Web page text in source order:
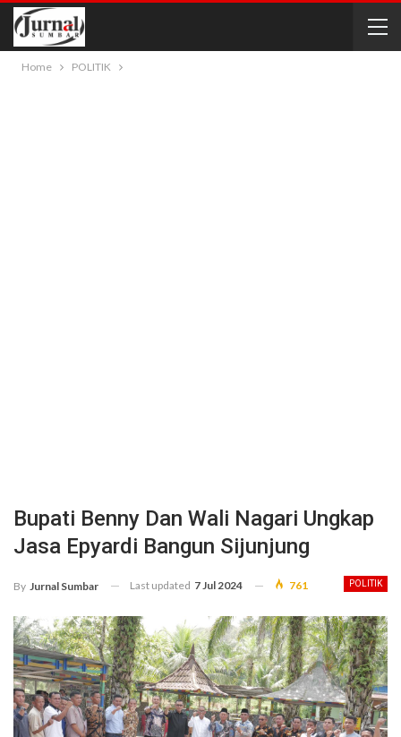
Home POLITIK
Bupati Benny Dan Wali Nagari Ungkap
Jasa Epyardi Bangun Sijunjung
POLITIK
By Jurnal Sumbar Last updated 7 Jul 2024 761